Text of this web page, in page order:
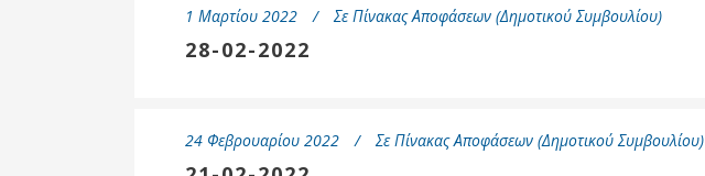
Αθλητικές
1 Μαρτίου 2022 Σε Πίνακας Αποφάσεων (Δημοτικού Συμβουλίου)
28-02-2022
24 Φεβρουαρίου 2022 Σε Πίνακας Αποφάσεων (Δημοτικού Συμβουλίου)